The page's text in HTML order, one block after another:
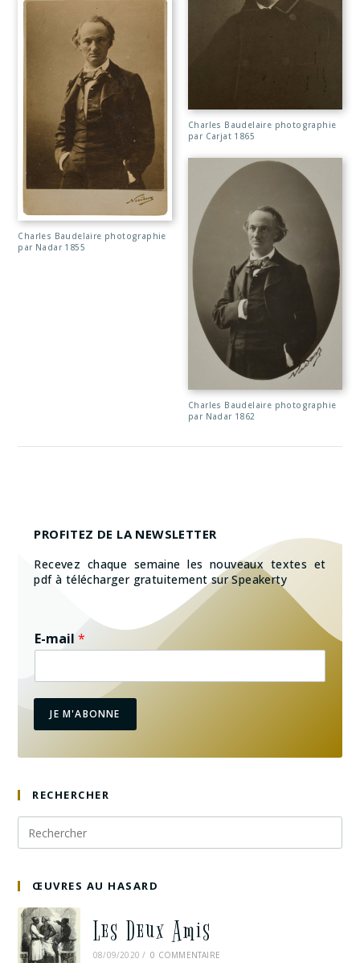
Charles Baudelaire photographie
par Nadar 1855
Charles Baudelaire photographie
par Carjat 1865
Charles Baudelaire photographie
par Nadar 1862
PROFITEZ DE LA NEWSLETTER
Recevez chaque semaine les nouveaux textes et
pdf à télécharger gratuitement sur Speakerty
E-mail*
JE M'ABONNE
RECHERCHER
ŒUVRES AU HASARD
Les Deux Amis
08/09/2020 / 0 COMMENTAIRE